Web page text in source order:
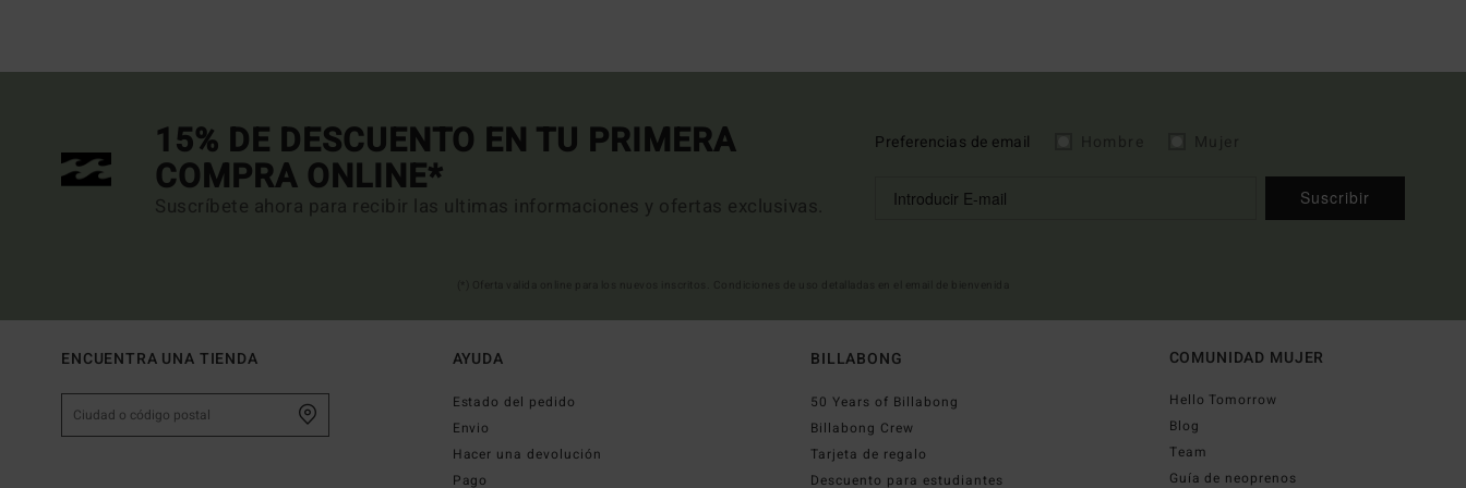
15% DE DESCUENTO EN TU PRIMERA
COMPRA ONLINE*
Suscríbete ahora para recibir las ultimas informaciones y ofertas exclusivas.
Preferencias de email
Suscribir
ENCUENTRA UNA TIENDA AYUDA
Estado del pedido
Envio
Hacer una devolución
Pago
BILLABONG
50 Years of Billabong
Billabong Crew
Tarjeta de regalo
Descuento para estudiantes
COMUNIDAD MUJER
Hello Tomorrow
Blog
Team
Guía de neoprenos